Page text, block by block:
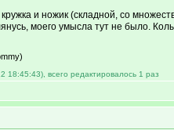
и ножик (складной, со
моего умысла тут не было.
всего редактировалось 1 раз